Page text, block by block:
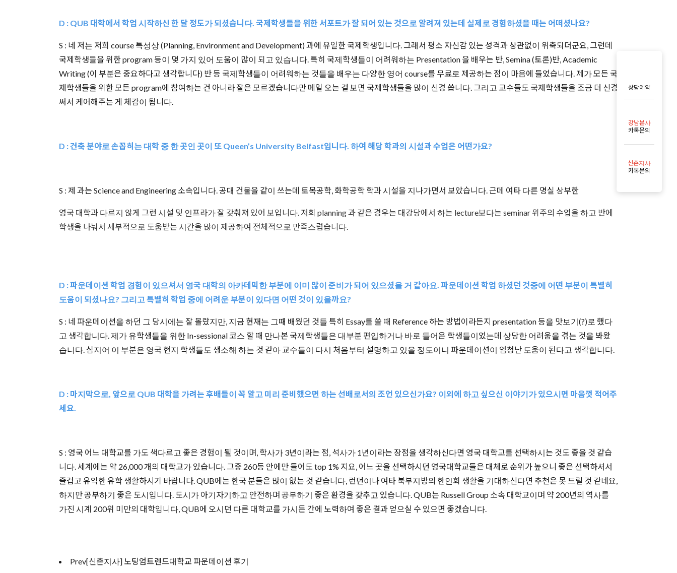
상담예약
강남본사
카톡문의
신촌지사
카톡문의
D : QUB 대학에서 학업 시작하신 한 달 정도가 되셨습니다. 국제학생들을 위한 서포트가 잘 되어 있는 것으로 알려져 있는데 실제로 경험하셨을 때는 어떠셨나요?
S : 네 저는 저희 course 특성상 (Planning, Environment and Development) 과에 유일한 국제학생입니다. 그래서 평소 자신감 있는 성격과 상관없이 위축되더군요, 그런데
국제학생들을 위한 program 등이 몇 가지 있어 도움이 많이 되고 있습니다. 특히 국제학생들이 어려워하는 Presentation 을 배우는 반, Semina (토론)반, Academic
Writing (이 부분은 중요하다고 생각합니다) 반 등 국제학생들이 어려워하는 것들을 배우는 다양한 영어 course를 무료로 제공하는 점이 마음에 들었습니다. 제가 모든 국
제학생들을 위한 모든 program에 참여하는 건 아니라 잘은 모르겠습니다만 메일 오는 걸 보면 국제학생들을 많이 신경 씁니다. 그리고 교수들도 국제학생들을 조금 더 신경
써서 케어해주는 게 체감이 됩니다.
D : 건축 분야로 손꼽히는 대학 중 한 곳인 곳이 또 Queen’s University Belfast입니다. 하여 해당 학과의 시설과 수업은 어떤가요?
S : 제 과는 Science and Engineering 소속입니다. 공대 건물을 같이 쓰는데 토목공학, 화학공학 학과 시설을 지나가면서 보았습니다. 근데 여타 다른 명실 상부한
영국 대학과 다르지 않게 그런 시설 및 인프라가 잘 갖춰져 있어 보입니다. 저희 planning 과 같은 경우는 대강당에서 하는 lecture보다는 seminar 위주의 수업을 하고 반에
학생을 나눠서 세부적으로 도움받는 시간을 많이 제공하여 전체적으로 만족스럽습니다.
D : 파운데이션 학업 경험이 있으셔서 영국 대학의 아카데믹한 부분에 이미 많이 준비가 되어 있으셨을 거 같아요. 파운데이션 학업 하셨던 것중에 어떤 부분이 특별히
도움이 되셨나요? 그리고 특별히 학업 중에 어려운 부분이 있다면 어떤 것이 있을까요?
S : 네 파운데이션을 하던 그 당시에는 잘 몰랐지만, 지금 현재는 그때 배웠던 것들 특히 Essay를 쓸 때 Reference 하는 방법이라든지 presentation 등을 맛보기(?)로 했다
고 생각합니다. 제가 유학생들을 위한 In-sessional 코스 할 때 만나본 국제학생들은 대부분 편입하거나 바로 들어온 학생들이었는데 상당한 어려움을 겪는 것을 봐왔
습니다. 심지어 이 부분은 영국 현지 학생들도 생소해 하는 것 같아 교수들이 다시 처음부터 설명하고 있을 정도이니 파운데이션이 엄청난 도움이 된다고 생각합니다.
D : 마지막으로, 앞으로 QUB 대학을 가려는 후배들이 꼭 알고 미리 준비했으면 하는 선배로서의 조언 있으신가요? 이외에 하고 싶으신 이야기가 있으시면 마음껏 적어주
세요.
S : 영국 어느 대학교를 가도 색다르고 좋은 경험이 될 것이며, 학사가 3년이라는 점, 석사가 1년이라는 장점을 생각하신다면 영국 대학교를 선택하시는 것도 좋을 것 같습
니다. 세계에는 약 26,000 개의 대학교가 있습니다. 그중 260등 안에만 들어도 top 1% 지요, 어느 곳을 선택하시던 영국대학교들은 대체로 순위가 높으니 좋은 선택하셔서
즐겁고 유익한 유학 생활하시기 바랍니다. QUB에는 한국 분들은 많이 없는 것 같습니다, 런던이나 여타 북부지방의 한인회 생활을 기대하신다면 추천은 못 드릴 것 같네요,
하지만 공부하기 좋은 도시입니다. 도시가 아기자기하고 안전하며 공부하기 좋은 환경을 갖추고 있습니다. QUB는 Russell Group 소속 대학교이며 약 200년의 역사를
가진 시계 200위 미만의 대학입니다, QUB에 오시던 다른 대학교를 가시든 간에 노력하여 좋은 결과 얻으실 수 있으면 좋겠습니다.
Prev[신촌지사] 노팅엄트렌드대학교 파운데이션 후기